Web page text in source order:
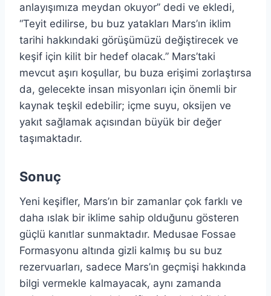
anlayışımıza meydan okuyor” dedi ve ekledi,
“Teyit edilirse, bu buz yatakları Mars’ın iklim
tarihi hakkındaki görüşümüzü değiştirecek ve
keşif için kilit bir hedef olacak.” Mars’taki
mevcut aşırı koşullar, bu buza erişimi zorlaştırsa
da, gelecekte insan misyonları için önemli bir
kaynak teşkil edebilir; içme suyu, oksijen ve
yakıt sağlamak açısından büyük bir değer
taşımaktadır.
Sonuç
Yeni keşifler, Mars’ın bir zamanlar çok farklı ve
daha ıslak bir iklime sahip olduğunu gösteren
güçlü kanıtlar sunmaktadır. Medusae Fossae
Formasyonu altında gizli kalmış bu su buz
rezervuarları, sadece Mars’ın geçmişi hakkında
bilgi vermekle kalmayacak, aynı zamanda